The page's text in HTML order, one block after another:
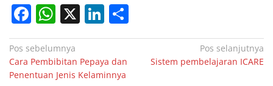
F
a
c
e
W
h
at
s
X Li
n
e
h
Navigasi
pos
Pos sebelumnya
Cara Pembibitan Pepaya dan
Penentuan Jenis Kelaminnya
Pos selanjutnya
Sistem pembelajaran ICARE